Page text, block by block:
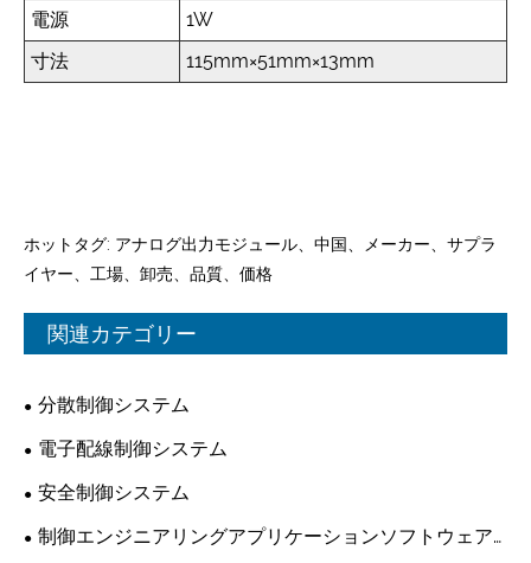
電源
1W
寸法
115mm×51mm×13mm
ホットタグ: アナログ出力モジュール、中国、メーカー、サプラ
イヤー、工場、卸売、品質、価格
関連カテゴリー
分散制御システム
電子配線制御システム
安全制御システム
制御エンジニアリングアプリケーションソフトウェア